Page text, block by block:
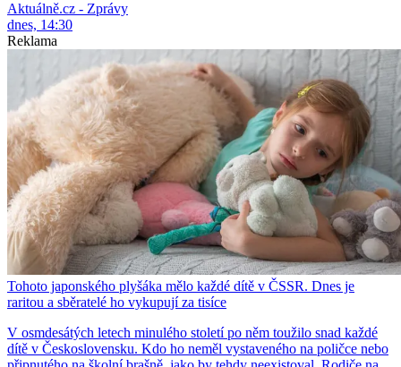
Aktuálně.cz - Zprávy
dnes, 14:30
Reklama
Tohoto japonského plyšáka mělo každé dítě v ČSSR. Dnes je
raritou a sběratelé ho vykupují za tisíce
V osmdesátých letech minulého století po něm toužilo snad každé
dítě v Československu. Kdo ho neměl vystaveného na poličce nebo